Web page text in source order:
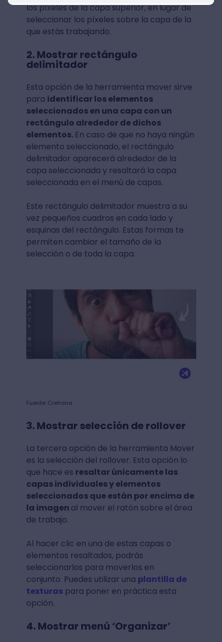
los píxeles de la capa superior, en lugar de
seleccionar los píxeles sobre la capa de la
que estás trabajando.
2. Mostrar rectángulo
delimitador
Esta opción de la herramienta mover sirve
para identificar los elementos
seleccionados en una capa con un
rectángulo alrededor de dichos
elementos. En caso de que no haya ningún
elemento seleccionado, el rectángulo
delimitador aparecerá alrededor de la
capa seleccionada y resaltará la capa
seleccionada en el menú de capas.
Este rectángulo delimitador muestra a su
vez pequeños cuadros en cada lado y
esquinas del rectángulo. Estas formas te
permiten cambiar el tamaño de la
selección o de toda la capa.
Fuente: Crehana
3. Mostrar selección de rollover
La tercera opción de la herramienta Mover
es la selección del rollover. Esta opción lo
que hace es resaltar únicamente las
capas individuales y elementos
seleccionados que están por encima de
la imagen al mover el ratón sobre el área
de trabajo.
Al hacer clic en una de estas capas o
elementos resaltados, podrás
seleccionarlos para moverlos en
conjunto. Puedes utilizar una plantilla de
texturaspara poner en práctica esta
opción.
4. Mostrar menú ‘Organizar’